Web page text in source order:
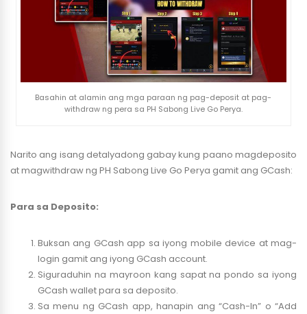
Basahin at alamin ang mga paraan ng pag-deposit at pag-
withdraw ng pera sa PH Sabong Live Go Perya.
Narito ang isang detalyadong gabay kung paano magdeposito
at magwithdraw ng PH Sabong Live Go Perya gamit ang GCash:
Para sa Deposito:
Buksan ang GCash app sa iyong mobile device at mag-
login gamit ang iyong GCash account.
Siguraduhin na mayroon kang sapat na pondo sa iyong
GCash wallet para sa deposito.
Sa menu ng GCash app, hanapin ang “Cash-In” o “Add